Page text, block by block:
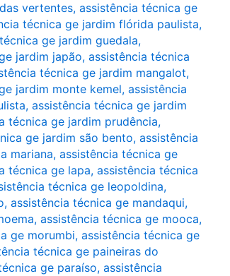
vertentes, assistência técnica ge
técnica ge jardim flórida paulista,
ge jardim guedala,
jardim japão, assistência técnica
técnica ge jardim mangalot,
jardim monte kemel, assistência
, assistência técnica ge jardim
técnica ge jardim prudência,
ge jardim são bento, assistência
mariana, assistência técnica ge
técnica ge lapa, assistência técnica
técnica ge leopoldina,
, assistência técnica ge mandaqui,
, assistência técnica ge mooca,
ge morumbi, assistência técnica ge
técnica ge paineiras do
ge paraíso, assistência